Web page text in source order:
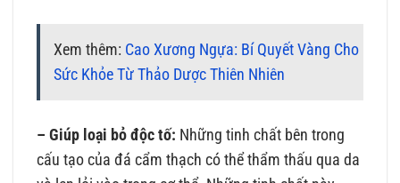
Xem thêm: Cao Xương Ngựa: Bí Quyết Vàng Cho
Sức Khỏe Từ Thảo Dược Thiên Nhiên
– Giúp loại bỏ độc tố: Những tinh chất bên trong
cấu tạo của đá cẩm thạch có thể thẩm thấu qua da